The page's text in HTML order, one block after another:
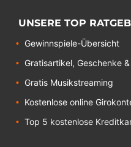
UNSERE TOP
Gewinnspiele-Übersicht
Gratisartikel, Geschenke
Gratis Musikstreaming
Kostenlose online
Top 5 kostenlose